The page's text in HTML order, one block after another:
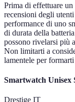
Prima di effettuare
recensioni degli
performance di uno
di durata della
possono rivelarsi più
Non limitarti a
lamentele per
Smartwatch Unisex
Drestige IT